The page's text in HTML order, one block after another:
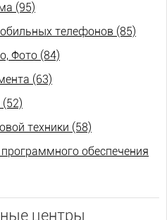
(95)
телефонов (85)
Фото (84)
(63)
техники (58)
обеспечения
центры